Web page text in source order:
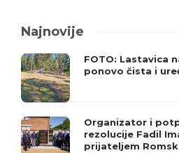
Najnovije
FOTO: Lastavica
ponovo čista i
Organizator i
rezolucije Fadil
prijateljem